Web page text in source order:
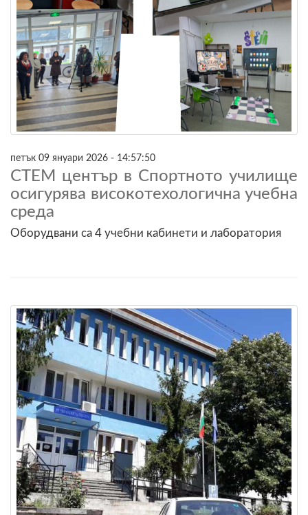
петък 09 януари 2026 - 14:57:50
СТЕМ център в Спортното училище
осигурява високотехологична учебна
среда
Оборудвани са 4 учебни кабинети и лаборатория